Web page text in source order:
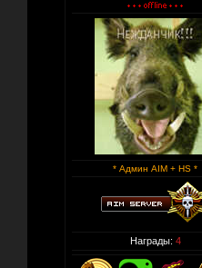
* Админ AIM + HS *
Награды: 4